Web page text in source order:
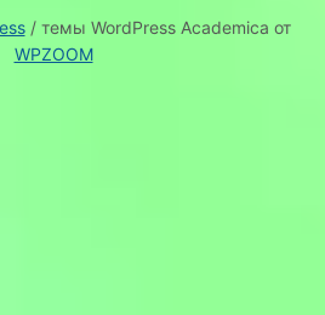
/ темы WordPress Academica от
WPZOOM